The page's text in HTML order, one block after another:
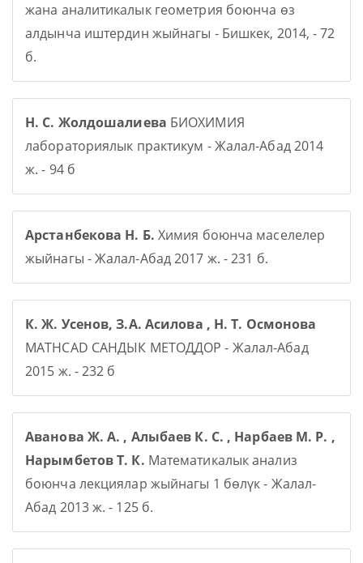
жана аналитикалык геометрия боюнча өз
алдынча иштердин жыйнагы - Бишкек, 2014, - 72
б.
Н. С. Жолдошалиева БИОХИМИЯ
лабораториялык практикум - Жалал-Абад 2014
ж. - 94 б
Арстанбекова Н. Б. Химия боюнча маселелер
жыйнагы - Жалал-Абад 2017 ж. - 231 б.
К. Ж. Усенов, З.А. Асилова , Н. Т. Осмонова
MATHCAD САНДЫК МЕТОДДОР - Жалал-Абад
2015 ж. - 232 б
Аванова Ж. А. , Алыбаев К. С. , Нарбаев М. Р. ,
Нарымбетов Т. К. Математикалык анализ
боюнча лекциялар жыйнагы 1 бөлүк - Жалал-
Абад 2013 ж. - 125 б.